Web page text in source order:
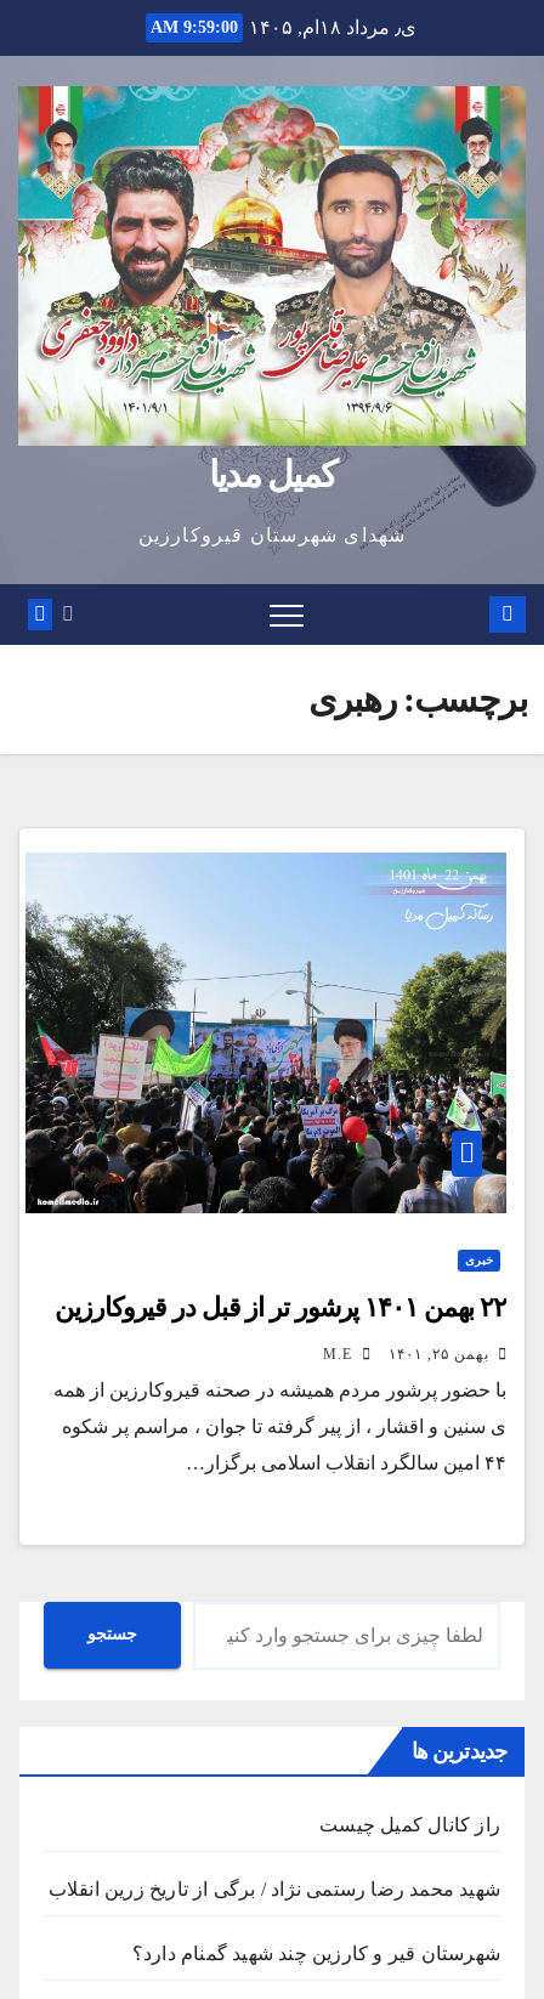
to
content
ی٫ مرداد ۱۸ام, ۱۴۰۵ 9:59:01 AM
کمیل مدیا
شهدای شهرستان قیروکارزین
برچسب:رهبری
خبری
۲۲ بهمن ۱۴۰۱ پرشور تر از قبل در قیروکارزین
بهمن ۲۵, ۱۴۰۱
با حضور پرشور مردم همیشه در صحنه قیروکارزین از همه
ی سنین و اقشار ، از پیر گرفته تا جوان ، مراسم پر شکوه
۴۴ امین سالگرد انقلاب اسلامی برگزار…
جستجو جستجو
جدیدترین ها
راز کانال کمیل چیست
شهید محمد رضا رستمی نژاد / برگی از تاریخ زرین انقلاب
شهرستان قیر و کارزین چند شهید گمنام دارد؟